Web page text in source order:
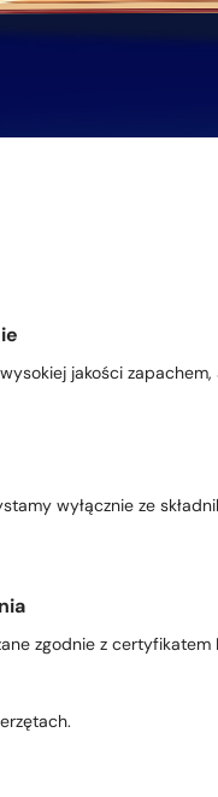
jakości
wyłącznie ze
zgodnie z certyfikatem